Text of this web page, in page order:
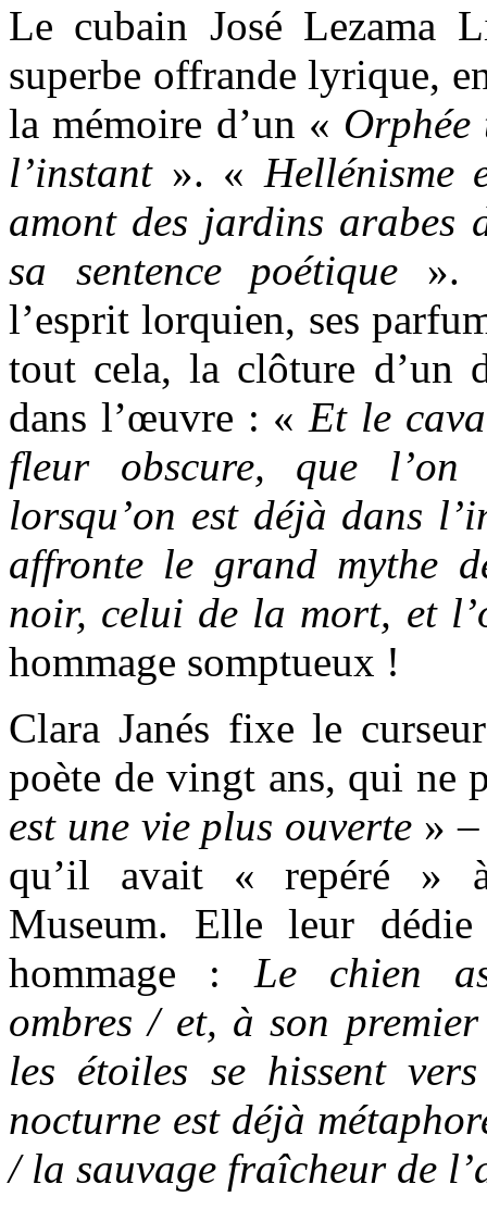
Le cubain José Lezama
superbe offrande lyrique,
la mémoire d’un « Orphée
l’instant». « Hellénisme
amont des jardins arabes
sa sentence poétique ».
l’esprit lorquien, ses
tout cela, la clôture d’un
dans l’œuvre : «Et le
fleur obscure, que
lorsqu’on est déjà dans
affronte le grand mythe
noir, celui de la mort, et
hommage somptueux !
Clara Janés fixe le
poète de vingt ans, qui ne
est une vie plus ouverte »
qu’il avait « repéré »
Museum. Elle leur
hommage : Le chien
ombres / et, à son
les étoiles se hissent
nocturne est déjà
/ la sauvage fraîcheur de